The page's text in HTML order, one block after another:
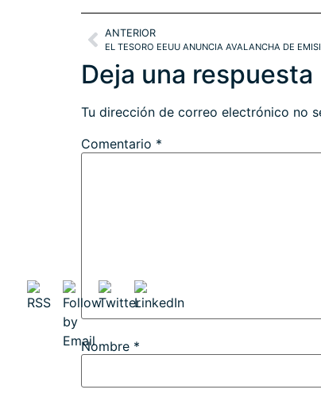
ANTERIOR
EL TESORO EEUU ANUNCIA AVALANCHA DE
Deja una respuesta
Tu dirección de correo electrónico no
Comentario *
Nombre *